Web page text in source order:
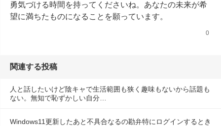
勇気づける時間を持ってくださいね。あなたの未来が希
望に満ちたものになることを願っています。
0
関連する投稿
人と話したいけど陰キャで生活範囲も狭く趣味もないから話題も
ない。無知で恥ずかしい自分…
Windows11更新したあと不具合なるの勘弁特にログインするとき